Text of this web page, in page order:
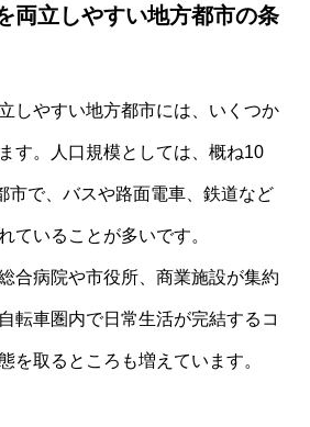
両立しやすい地方都市の条
しやすい地方都市には、いくつか
す。人口規模としては、概ね10
市で、バスや路面電車、鉄道など
ていることが多いです。
合病院や市役所、商業施設が集約
転車圏内で日常生活が完結するコ
を取るところも増えています。